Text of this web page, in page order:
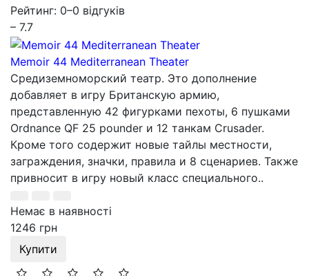
Рейтинг: 0–0 відгуків
– 7.7
Memoir 44 Mediterranean Theater
Средиземноморский театр. Это дополнение
добавляет в игру Британскую армию,
представленную 42 фигурками пехоты, 6 пушками
Ordnance QF 25 pounder и 12 танкам Crusader.
Кроме того содержит новые тайлы местности,
заграждения, значки, правила и 8 сценариев. Также
привносит в игру новый класс специального..
Немає в наявності
1246 грн
Купити